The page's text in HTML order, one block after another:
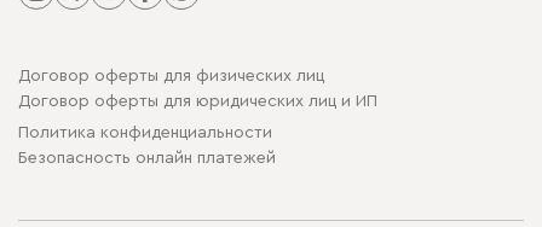
Договор оферты для физических лиц
Договор оферты для юридических лиц и ИП
Политика конфиденциальности
Безопасность онлайн платежей